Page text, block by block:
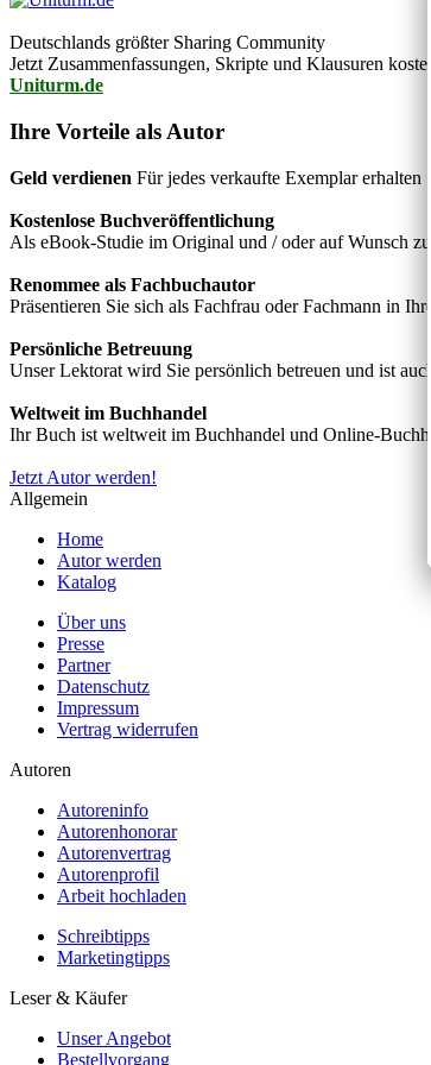
Deutschlands größter Sharing Community
Jetzt Zusammenfassungen, Skripte und Klausuren
Uniturm.de
Ihre Vorteile als Autor
Geld verdienen Für jedes verkaufte Exemplar
Kostenlose Buchveröffentlichung
Als eBook-Studie im Original und / oder auf Wunsch
Renommee als Fachbuchautor
Präsentieren Sie sich als Fachfrau oder Fachmann in
Persönliche Betreuung
Unser Lektorat wird Sie persönlich betreuen und ist
Weltweit im Buchhandel
Ihr Buch ist weltweit im Buchhandel und Online-
Jetzt Autor werden!
Allgemein
Home
Autor werden
Katalog
Über uns
Presse
Partner
Datenschutz
Impressum
Vertrag widerrufen
Autoren
Autoreninfo
Autorenhonorar
Autorenvertrag
Autorenprofil
Arbeit hochladen
Schreibtipps
Marketingtipps
Leser & Käufer
Unser Angebot
Bestellvorgang